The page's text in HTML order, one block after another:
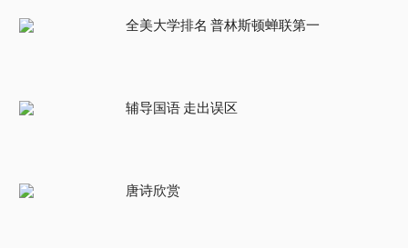
全美大学排名 普林斯顿蝉联第一
辅导国语 走出误区
唐诗欣赏